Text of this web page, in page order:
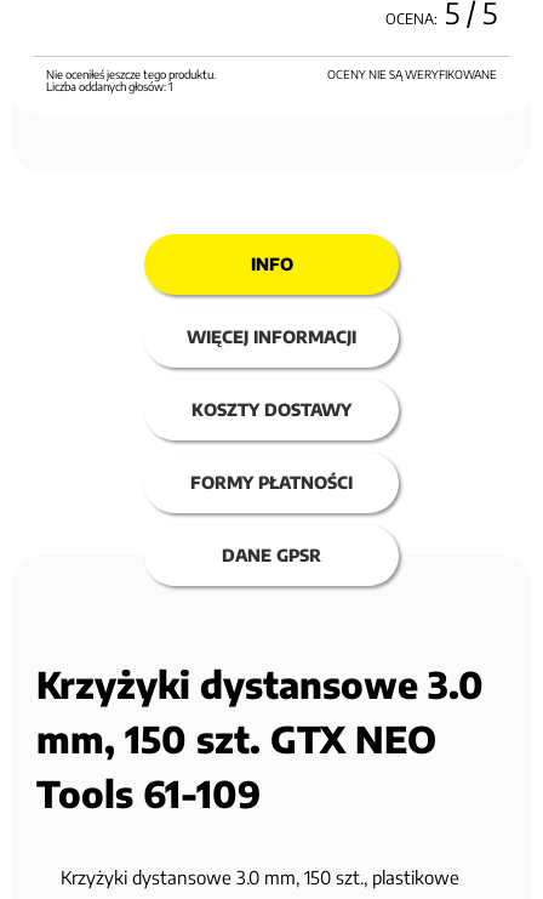
OCENA: 5 / 5
OCENY NIE SĄ WERYFIKOWANE
Nie oceniłeś jeszcze tego produktu.
Liczba oddanych głosów:1
INFO
WIĘCEJ INFORMACJI
KOSZTY DOSTAWY
FORMY PŁATNOŚCI
DANE GPSR
Krzyżyki dystansowe 3.0
mm, 150 szt. GTX NEO
Tools 61-109
Krzyżyki dystansowe 3.0 mm, 150 szt., plastikowe